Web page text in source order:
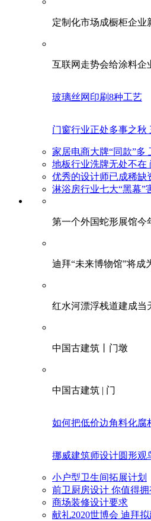
定制化市场成橱柜企业
互联网走势会给涂料企
玻璃丝网印刷8种工艺
门窗行业正处多事之秋
家居电商大牌“同款”多
地板行业洗牌无处不在
优秀的设计师已成稀缺
淋浴房行业七大“黑幕”
第一个外国蛇形展馆今
迪拜“未来博物馆”将成
红水河漂浮栈道建成当
中国古建筑丨门墩
中国古建筑 | 门
如何把低价边角料化腐
挪威建筑师设计圆形观
小户型卫生间拓展计划
前卫厨房设计 你值得拥
商场装修设计要求
献礼2020世博会 迪拜